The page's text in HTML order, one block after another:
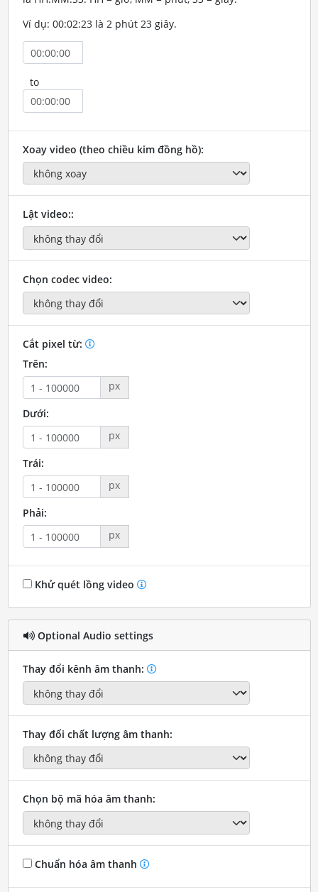
Ví dụ: 00:02:23 là 2 phút 23 giây.
to
Xoay video (theo chiều kim đồng hồ):
Lật video::
Chọn codec video:
Cắt pixel từ:
Trên:
px
Dưới:
px
Trái:
px
Phải:
px
Khử quét lồng video
Optional Audio settings
Thay đổi kênh âm thanh:
Thay đổi chất lượng âm thanh:
Chọn bộ mã hóa âm thanh:
Chuẩn hóa âm thanh